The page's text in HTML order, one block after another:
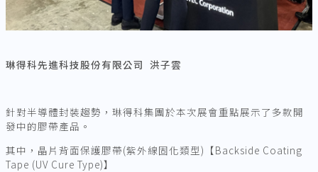
琳得科先進科技股份有限公司 洪子雲
針對半導體封裝趨勢，琳得科集團於本次展會重點展示了多款開
發中的膠帶產品。
其中，晶片背面保護膠帶(紫外線固化類型)【Backside Coating
Tape (UV Cure Type)】